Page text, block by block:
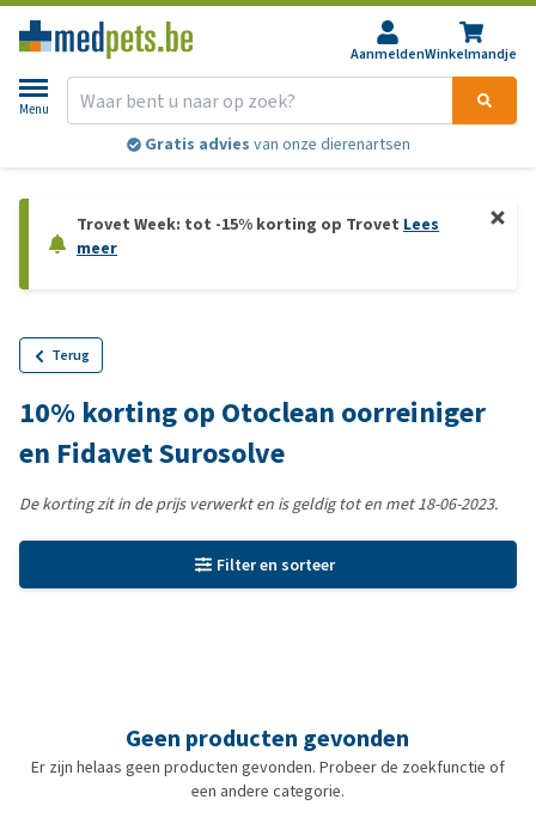
AanmeldenWinkelmandje
Menu
Gratis advies van onze dierenartsen
Trovet Week: tot -15% korting op Trovet Lees
meer
Terug
10% korting op Otoclean oorreiniger
en Fidavet Surosolve
De korting zit in de prijs verwerkt en is geldig tot en met 18-06-2023.
Filter en sorteer
Geen producten gevonden
Er zijn helaas geen producten gevonden. Probeer de zoekfunctie of
een andere categorie.